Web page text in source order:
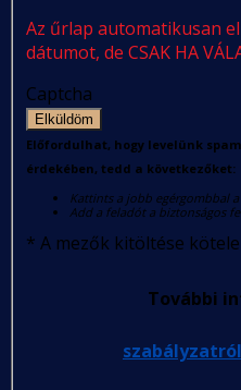
Az űrlap automatikusan
dátumot, de CSAK HA
Captcha
Elküldöm
Előfordulhat, hogy levelünk
érdekében, tedd a következőket:
Kattints a jobb egérgombbal
Add a feladót a biztonságos
* A mezők kitöltése
További